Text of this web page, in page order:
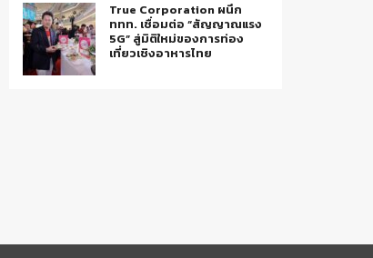
True Corporation ผนึก
ททท. เชื่อมต่อ “สัญญาณแรง
5G” สู่มิติใหม่ของการท่อง
เที่ยวเชิงอาหารไทย